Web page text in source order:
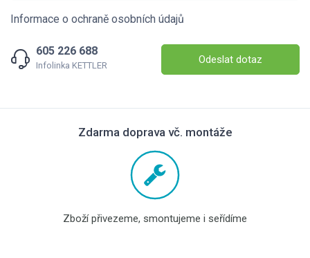
Informace o ochraně osobních údajů
605 226 688
Infolinka KETTLER Odeslat dotaz
Zdarma doprava vč. montáže
Zboží přivezeme, smontujeme i seřídíme